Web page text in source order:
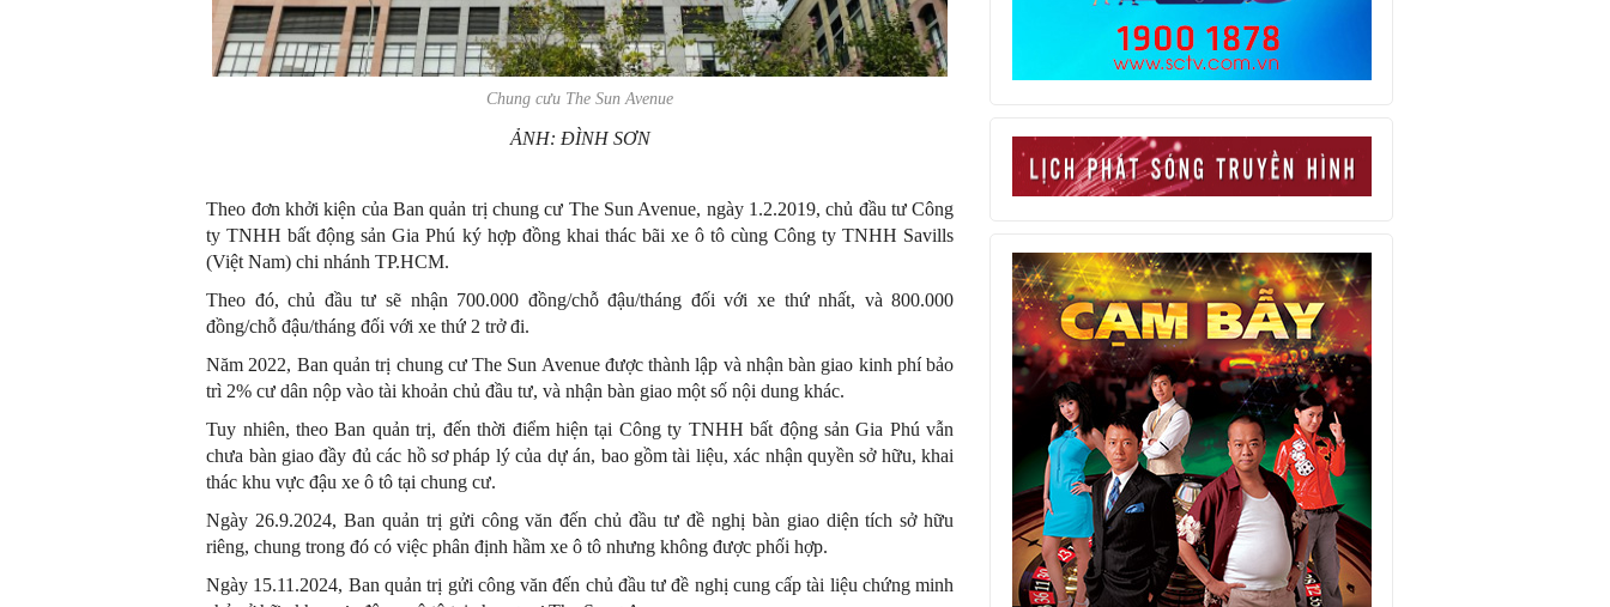
Chung cưu The Sun Avenue
ẢNH: ĐÌNH SƠN
Theo đơn khởi kiện của Ban quản trị chung cư The Sun Avenue, ngày 1.2.2019, chủ đầu tư Công
ty TNHH bất động sản Gia Phú ký hợp đồng khai thác bãi xe ô tô cùng Công ty TNHH Savills
(Việt Nam) chi nhánh TP.HCM.
Theo đó, chủ đầu tư sẽ nhận 700.000 đồng/chỗ đậu/tháng đối với xe thứ nhất, và 800.000
đồng/chỗ đậu/tháng đối với xe thứ 2 trở đi.
Năm 2022, Ban quản trị chung cư The Sun Avenue được thành lập và nhận bàn giao kinh phí bảo
trì 2% cư dân nộp vào tài khoản chủ đầu tư, và nhận bàn giao một số nội dung khác.
Tuy nhiên, theo Ban quản trị, đến thời điểm hiện tại Công ty TNHH bất động sản Gia Phú vẫn
chưa bàn giao đầy đủ các hồ sơ pháp lý của dự án, bao gồm tài liệu, xác nhận quyền sở hữu, khai
thác khu vực đậu xe ô tô tại chung cư.
Ngày 26.9.2024, Ban quản trị gửi công văn đến chủ đầu tư đề nghị bàn giao diện tích sở hữu
riêng, chung trong đó có việc phân định hầm xe ô tô nhưng không được phối hợp.
Ngày 15.11.2024, Ban quản trị gửi công văn đến chủ đầu tư đề nghị cung cấp tài liệu chứng minh